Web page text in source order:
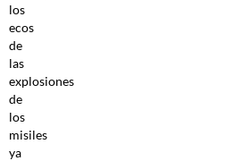
los
ecos
de
las
explosiones
de
los
misiles
ya